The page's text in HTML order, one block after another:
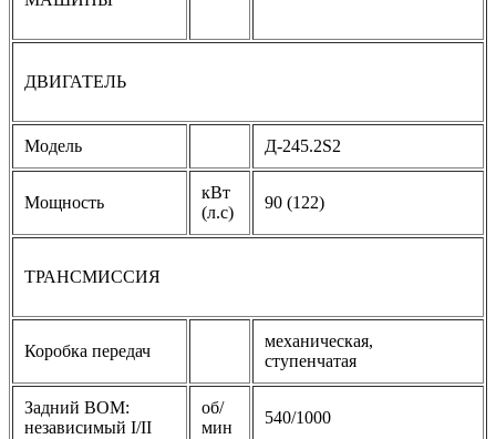
ДВИГАТЕЛЬ
Модель Д-245.2S2
Мощность
кВт
(л.с)
90 (122)
ТРАНСМИССИЯ
Коробка передач
механическая,
ступенчатая
Задний BOM:
независимый I/II
об/
мин
540/1000